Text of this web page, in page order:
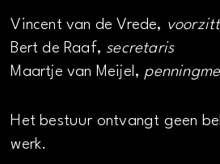
Vincent van de Vrede,
Bert de Raaf, secretaris
Maartje van Meijel,
Het bestuur ontvangt geen
werk.